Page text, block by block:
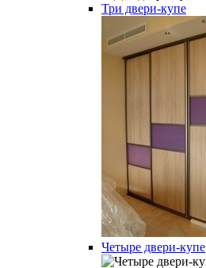
Три двери-купе
Четыре двери-купе